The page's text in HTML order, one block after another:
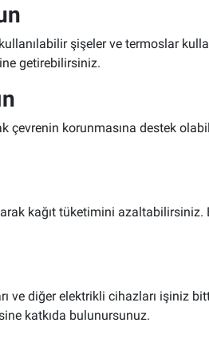
şişeler ve termoslar
getirebilirsiniz.
çevrenin korunmasına destek
kağıt tüketimini azaltabilirsiniz.
ve diğer elektrikli cihazları işiniz
katkıda bulunursunuz.